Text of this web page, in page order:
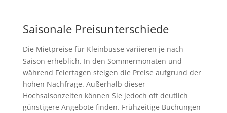
Saisonale Preisunterschiede
Die Mietpreise für Kleinbusse variieren je nach
Saison erheblich. In den Sommermonaten und
während Feiertagen steigen die Preise aufgrund der
hohen Nachfrage. Außerhalb dieser
Hochsaisonzeiten können Sie jedoch oft deutlich
günstigere Angebote finden. Frühzeitige Buchungen